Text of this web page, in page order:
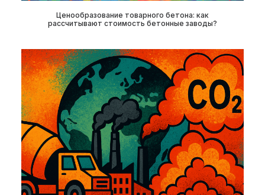
Ценообразование товарного бетона: как
рассчитывают стоимость бетонные заводы?